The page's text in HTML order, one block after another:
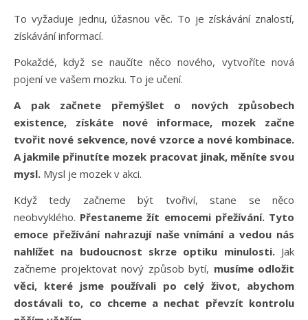
To vyžaduje jednu, úžasnou věc. To je získávání znalostí,
získávání informací.
Pokaždé, když se naučíte něco nového, vytvoříte nová
pojení ve vašem mozku. To je učení.
A pak začnete přemýšlet o nových způsobech
existence, získáte nové informace, mozek začne
tvořit nové sekvence, nové vzorce a nové kombinace.
A jakmile přinutíte mozek pracovat jinak, měníte svou
mysl. Mysl je mozek v akci.
Když tedy začneme být tvořiví, stane se něco
neobvyklého. Přestaneme žít emocemi přežívání. Tyto
emoce přežívání nahrazují naše vnímání a vedou nás
nahlížet na budoucnost skrze optiku minulosti.Jak
začneme projektovat nový způsob bytí, musíme odložit
věci, které jsme používali po celý život, abychom
dostávali to, co chceme a nechat převzít kontrolu